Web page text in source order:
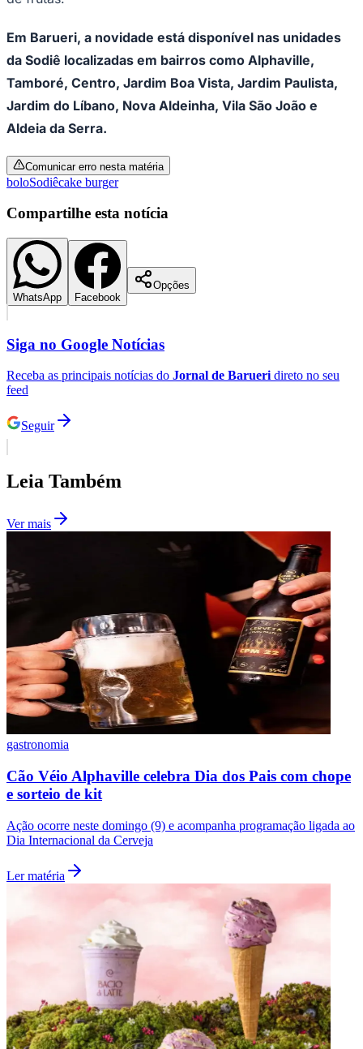
Corinthians
São Paulo
Em Barueri, a novidade está disponível nas unidades
da Sodiê localizadas em bairros como Alphaville,
Tamboré, Centro, Jardim Boa Vista, Jardim Paulista,
Jardim do Líbano, Nova Aldeinha, Vila São João e
Aldeia da Serra.
Comunicar erro nesta matéria
boloSodiêcake burger
Compartilhe esta notícia
WhatsApp Facebook
Opções
Siga no Google Notícias
Receba as principais notícias do Jornal de Barueridireto no seu
feed
Seguir
Leia Também
Ver mais
gastronomia
Cão Véio Alphaville celebra Dia dos Pais com chope
e sorteio de kit
Ação ocorre neste domingo (9) e acompanha programação ligada ao
Dia Internacional da Cerveja
Ler matéria